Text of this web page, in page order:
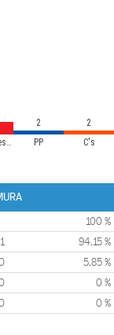
CatSíqueesPot PP C's
2 2
100 %
94,15 %
5,85 %
0 %
0 %